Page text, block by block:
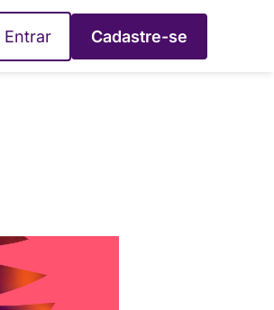
Entrar Cadastre-se